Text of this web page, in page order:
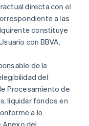
directa con el
a las
constituye
con BBVA.
de la
del
Procesamiento de
liquidar fondos en
a lo
del